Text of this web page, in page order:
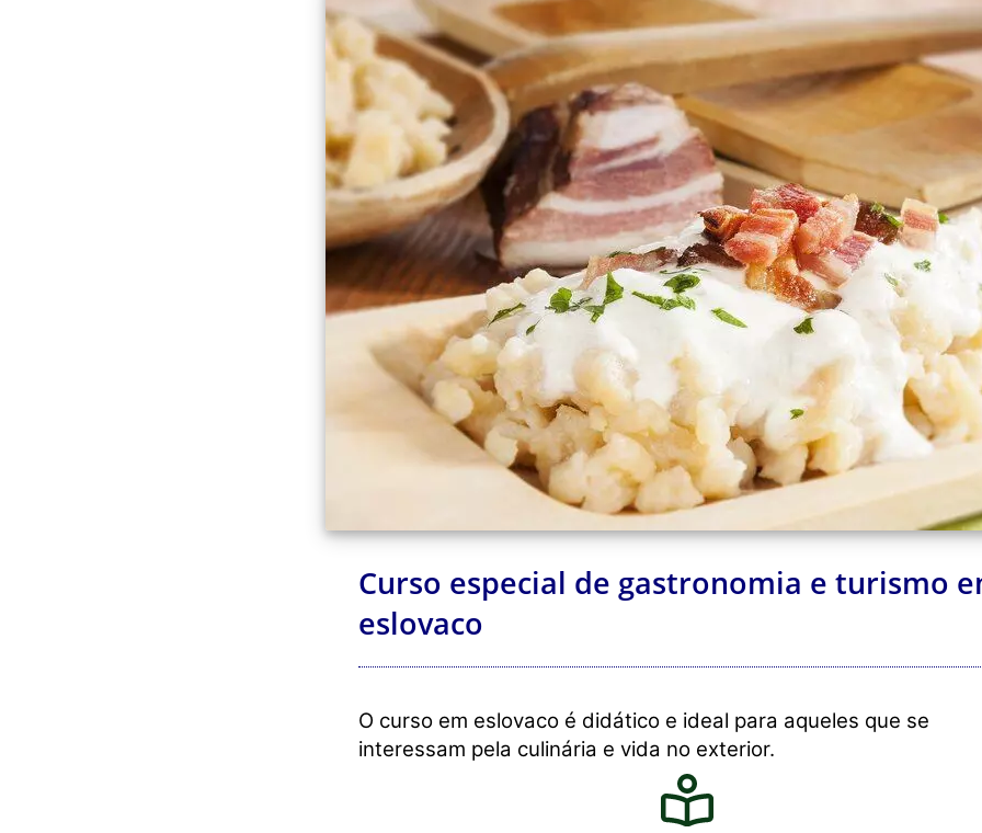
Curso especial de gastronomia e turismo
eslovaco
O curso em eslovaco é didático e ideal para aqueles que se
interessam pela culinária e vida no exterior.